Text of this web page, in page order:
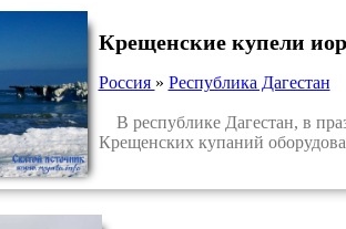
Крещенские купели
Россия » Республика Дагестан
В республике Дагестан, в
Крещенских купаний